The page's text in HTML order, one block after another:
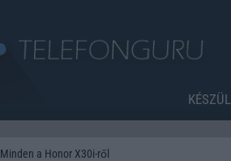
Minden a Honor X30i-ről